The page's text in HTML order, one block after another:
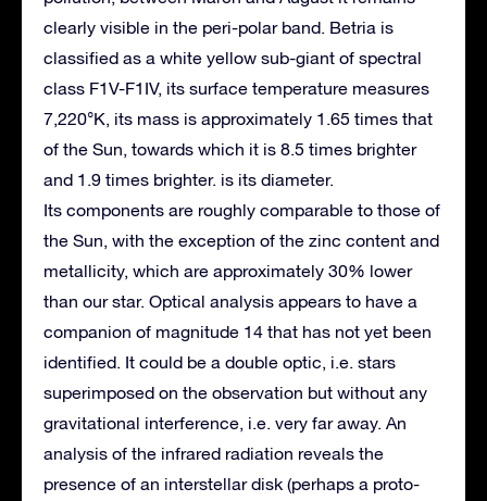
clearly visible in the peri-polar band. Betria is
classified as a white yellow sub-giant of spectral
class F1V-F1IV, its surface temperature measures
7,220°K, its mass is approximately 1.65 times that
of the Sun, towards which it is 8.5 times brighter
and 1.9 times brighter. is its diameter.
Its components are roughly comparable to those of
the Sun, with the exception of the zinc content and
metallicity, which are approximately 30% lower
than our star. Optical analysis appears to have a
companion of magnitude 14 that has not yet been
identified. It could be a double optic, i.e. stars
superimposed on the observation but without any
gravitational interference, i.e. very far away. An
analysis of the infrared radiation reveals the
presence of an interstellar disk (perhaps a proto-